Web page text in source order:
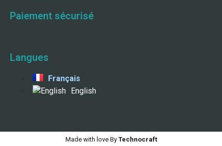
Paiement sécurisé
Langues
Français
English
Made with love ByTechnocraft